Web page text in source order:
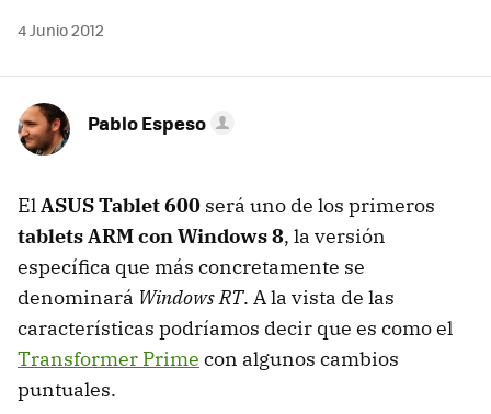
4 Junio 2012
Pablo Espeso
El ASUSTablet 600 será uno de los primeros
tablets ARMcon Windows 8, la versión
específica que más concretamente se
denominará Windows RT. A la vista de las
características podríamos decir que es como el
Transformer Prime con algunos cambios
puntuales.